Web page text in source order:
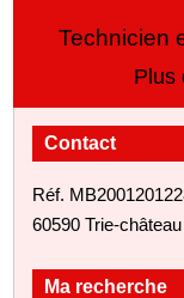
Technicien
Plus
Contact
Réf.
60590 Trie-château
Ma recherche